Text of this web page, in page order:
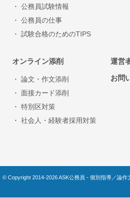
・ 公務員試験情報
・ 公務員の仕事
・ 試験合格のためのTIPS
オンライン添削
・ 論文・作文添削
・ 面接カード添削
・ 特別区対策
・ 社会人・経験者採用対策
運営
お問
© Copyright 2014-2026 ASK公務員 - 個別指導／論